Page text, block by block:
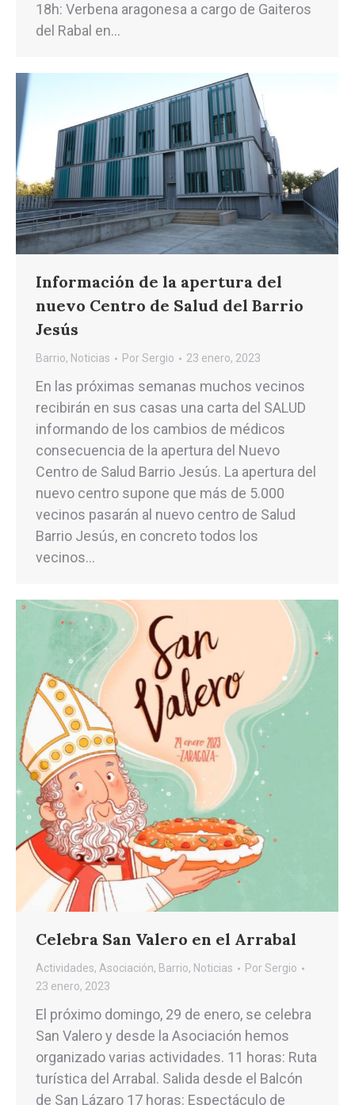
18h: Verbena aragonesa a cargo de Gaiteros
del Rabal en…
Información de la apertura del
nuevo Centro de Salud del Barrio
Jesús
Barrio, Noticias PorSergio 23 enero, 2023
En las próximas semanas muchos vecinos
recibirán en sus casas una carta del SALUD
informando de los cambios de médicos
consecuencia de la apertura del Nuevo
Centro de Salud Barrio Jesús. La apertura del
nuevo centro supone que más de 5.000
vecinos pasarán al nuevo centro de Salud
Barrio Jesús, en concreto todos los
vecinos…
Celebra San Valero en el Arrabal
Actividades, Asociación, Barrio, Noticias PorSergio
23 enero, 2023
El próximo domingo, 29 de enero, se celebra
San Valero y desde la Asociación hemos
organizado varias actividades. 11 horas: Ruta
turística del Arrabal. Salida desde el Balcón
de San Lázaro 17 horas: Espectáculo de